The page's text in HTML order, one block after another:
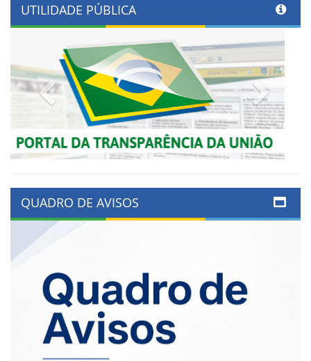
UTILIDADE PÚBLICA
Previous
QUADRO DE AVISOS